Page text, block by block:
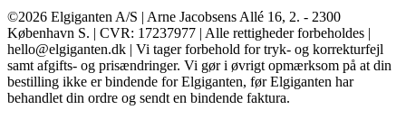
©2026 Elgiganten A/S | Arne Jacobsens Allé 16, 2. - 2300
København S. | CVR: 17237977 | Alle rettigheder forbeholdes |
hello@elgiganten.dk | Vi tager forbehold for tryk- og korrekturfejl
samt afgifts- og prisændringer. Vi gør i øvrigt opmærksom på at din
bestilling ikke er bindende for Elgiganten, før Elgiganten har
behandlet din ordre og sendt en bindende faktura.